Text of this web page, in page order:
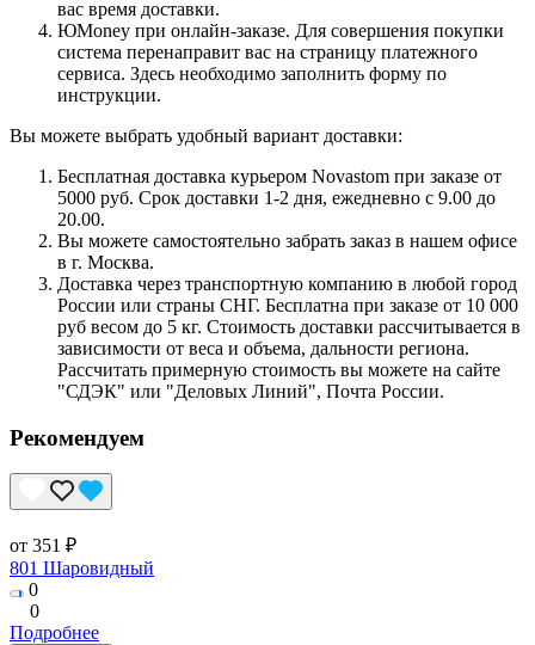
вас время доставки.
ЮMoney при онлайн-заказе. Для совершения покупки
система перенаправит вас на страницу платежного
сервиса. Здесь необходимо заполнить форму по
инструкции.
Вы можете выбрать удобный вариант доставки:
Бесплатная доставка курьером Novastom при заказе от
5000 руб. Срок доставки 1-2 дня, ежедневно с 9.00 до
20.00.
Вы можете самостоятельно забрать заказ в нашем офисе
в г. Москва.
Доставка через транспортную компанию в любой город
России или страны СНГ. Бесплатна при заказе от 10 000
руб весом до 5 кг. Стоимость доставки рассчитывается в
зависимости от веса и объема, дальности региона.
Рассчитать примерную стоимость вы можете на сайте
"СДЭК" или "Деловых Линий", Почта России.
Рекомендуем
от 351 ₽
801 Шаровидный
0
0
Подробнее